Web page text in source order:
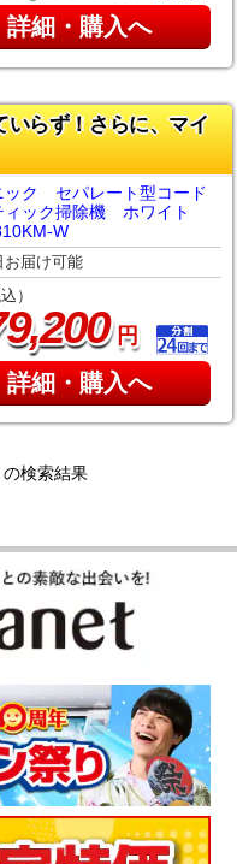
詳細・購入へ
いらず！さらに、マイ
ック セパレート型コード
ィック掃除機 ホワイト
W
お届け可能
）
,200円
詳細・購入へ
の検索結果